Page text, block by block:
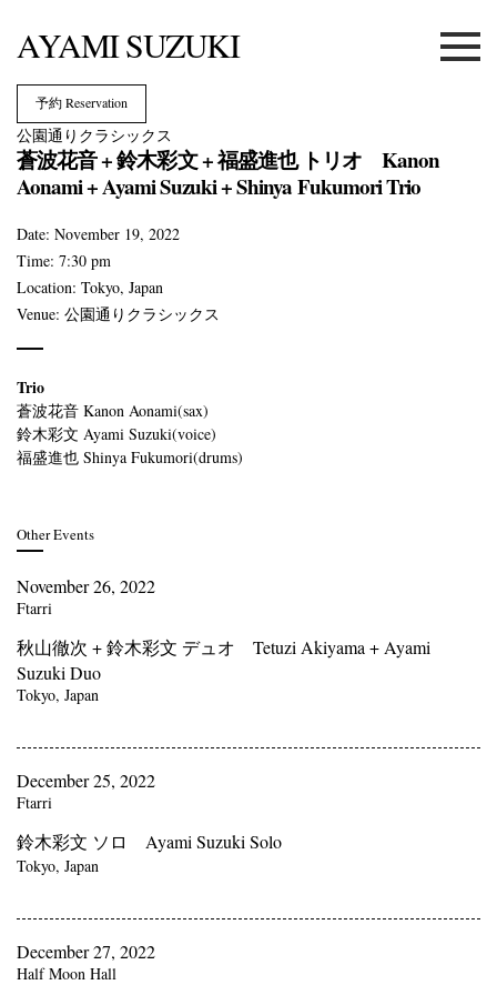
AYAMI SUZUKI Menu
予約 Reservation
公園通りクラシックス
蒼波花音 + 鈴木彩文 + 福盛進也 トリオ Kanon
Aonami + Ayami Suzuki + Shinya Fukumori Trio
Date: November 19, 2022
Time: 7:30 pm
Location: Tokyo, Japan
Venue: 公園通りクラシックス
Trio
蒼波花音 Kanon Aonami(sax)
鈴木彩文 Ayami Suzuki(voice)
福盛進也 Shinya Fukumori(drums)
Other Events
November 26, 2022
Ftarri
秋山徹次 + 鈴木彩文 デュオ Tetuzi Akiyama + Ayami
Suzuki Duo
Tokyo, Japan
December 25, 2022
Ftarri
鈴木彩文 ソロ Ayami Suzuki Solo
Tokyo, Japan
December 27, 2022
Half Moon Hall